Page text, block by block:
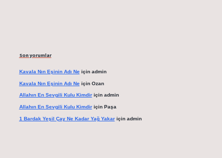
Son yorumlar
Kavala Nın Eşinin Adı Neiçin admin
Kavala Nın Eşinin Adı Neiçin Ozan
Allahın En Sevgili Kulu Kimdiriçin admin
Allahın En Sevgili Kulu Kimdiriçin Paşa
1 Bardak Yeşil Çay Ne Kadar Yağ Yakariçin admin